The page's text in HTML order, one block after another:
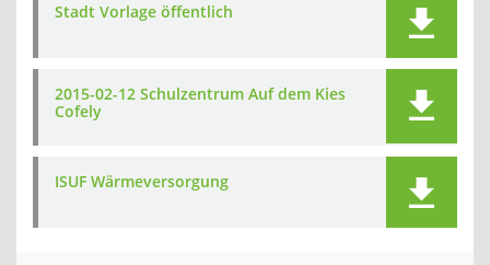
Stadt Vorlage öffentlich
2015-02-12 Schulzentrum Auf dem Kies
Cofely
ISUF Wärmeversorgung